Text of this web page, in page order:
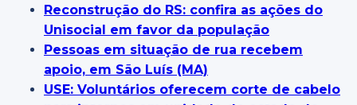
Reconstrução do RS: confira as ações do
Unisocial em favor da população
Pessoas em situação de rua recebem
apoio, em São Luís (MA)
USE: Voluntários oferecem corte de cabelo